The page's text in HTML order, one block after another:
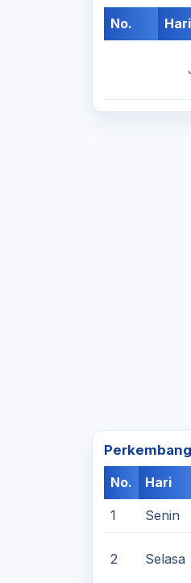
No.
Hari
No.
Hari
1 Senin
2 Selasa